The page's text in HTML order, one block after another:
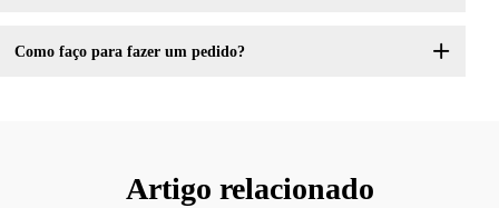
Como faço para fazer um pedido?
Artigo relacionado